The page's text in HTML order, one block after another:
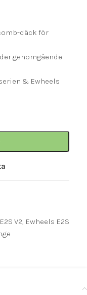
däck för
genomgående
& Ewheels
V2, Ewheels E2S